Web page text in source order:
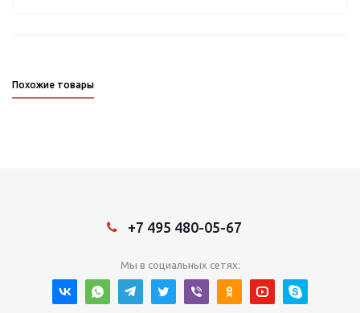
Похожие товары
+7 495 480-05-67
Мы в социальных сетях: